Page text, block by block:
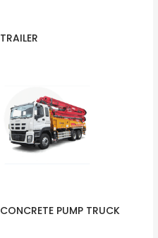
TRAILER
CONCRETE PUMP TRUCK